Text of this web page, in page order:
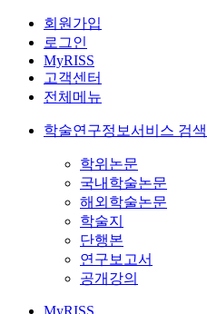
회원가입
로그인
MyRISS
고객센터
전체메뉴
학술연구정보서비스 검색
학위논문
국내학술논문
해외학술논문
학술지
단행본
연구보고서
공개강의
MyRISS